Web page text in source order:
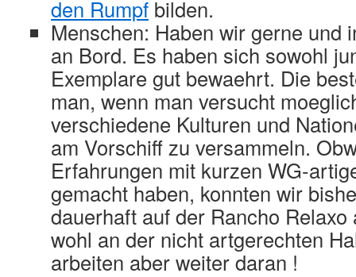
den Rumpf bilden.
Menschen: Haben wir gerne und
an Bord. Es haben sich sowohl
Exemplare gut bewaehrt. Die
man, wenn man versucht
verschiedene Kulturen und
am Vorschiff zu versammeln.
Erfahrungen mit kurzen WG-
gemacht haben, konnten wir
dauerhaft auf der Rancho
wohl an der nicht artgerechten
arbeiten aber weiter daran !